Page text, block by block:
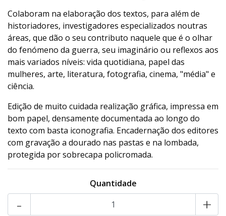
Colaboram na elaboração dos textos, para além de
historiadores, investigadores especializados noutras
áreas, que dão o seu contributo naquele que é o olhar
do fenómeno da guerra, seu imaginário ou reflexos aos
mais variados níveis: vida quotidiana, papel das
mulheres, arte, literatura, fotografia, cinema, "média" e
ciência.
Edição de muito cuidada realização gráfica, impressa em
bom papel, densamente documentada ao longo do
texto com basta iconografia. Encadernação dos editores
com gravação a dourado nas pastas e na lombada,
protegida por sobrecapa policromada.
Quantidade
+
-